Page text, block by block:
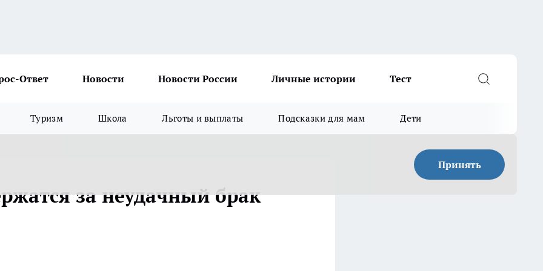
Ответ Новости Новости России Личные истории Тест
Туризм Школа Льготы и выплаты Подсказки для мам Дети
Принять
за неудачный брак